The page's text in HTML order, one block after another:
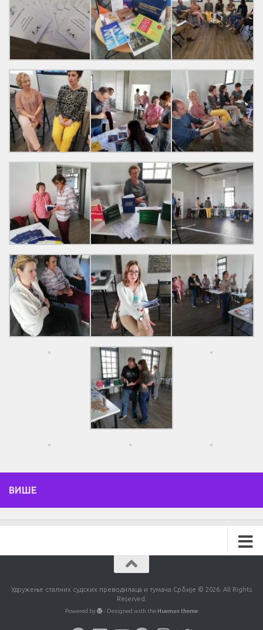
ВИШЕ
Удружење сталних судских преводилаца и тумача Србије © 2026. All Rights
Reserved.
Powered by - Designed with the Hueman theme